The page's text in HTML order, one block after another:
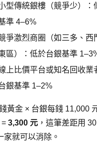
型傳統銀樓（競爭少）：
準 4–6%
爭激烈商圈（如三多、西
區）：低於台銀基準
上比價平台或知名回收業
銀基準 1–2%
黃金 × 台銀每錢 11,000
= 3,300 元 ，這筆差距用
家就可以消除。